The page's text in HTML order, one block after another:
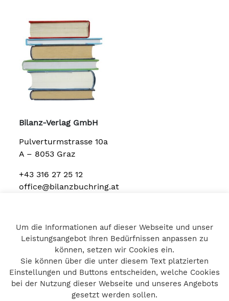
Bilanz-Verlag GmbH
Pulverturmstrasse 10a
A – 8053 Graz
+43 316 27 25 12
office@bilanzbuchring.at
Home
Impressum
Datenschutz
Kontakt
Um die Informationen auf dieser Webseite und unser
Leistungsangebot Ihren Bedürfnissen anpassen zu
können, setzen wir Cookies ein.
Sie können über die unter diesem Text platzierten
Einstellungen und Buttons entscheiden, welche Cookies
bei der Nutzung dieser Webseite und unseres Angebots
gesetzt werden sollen.